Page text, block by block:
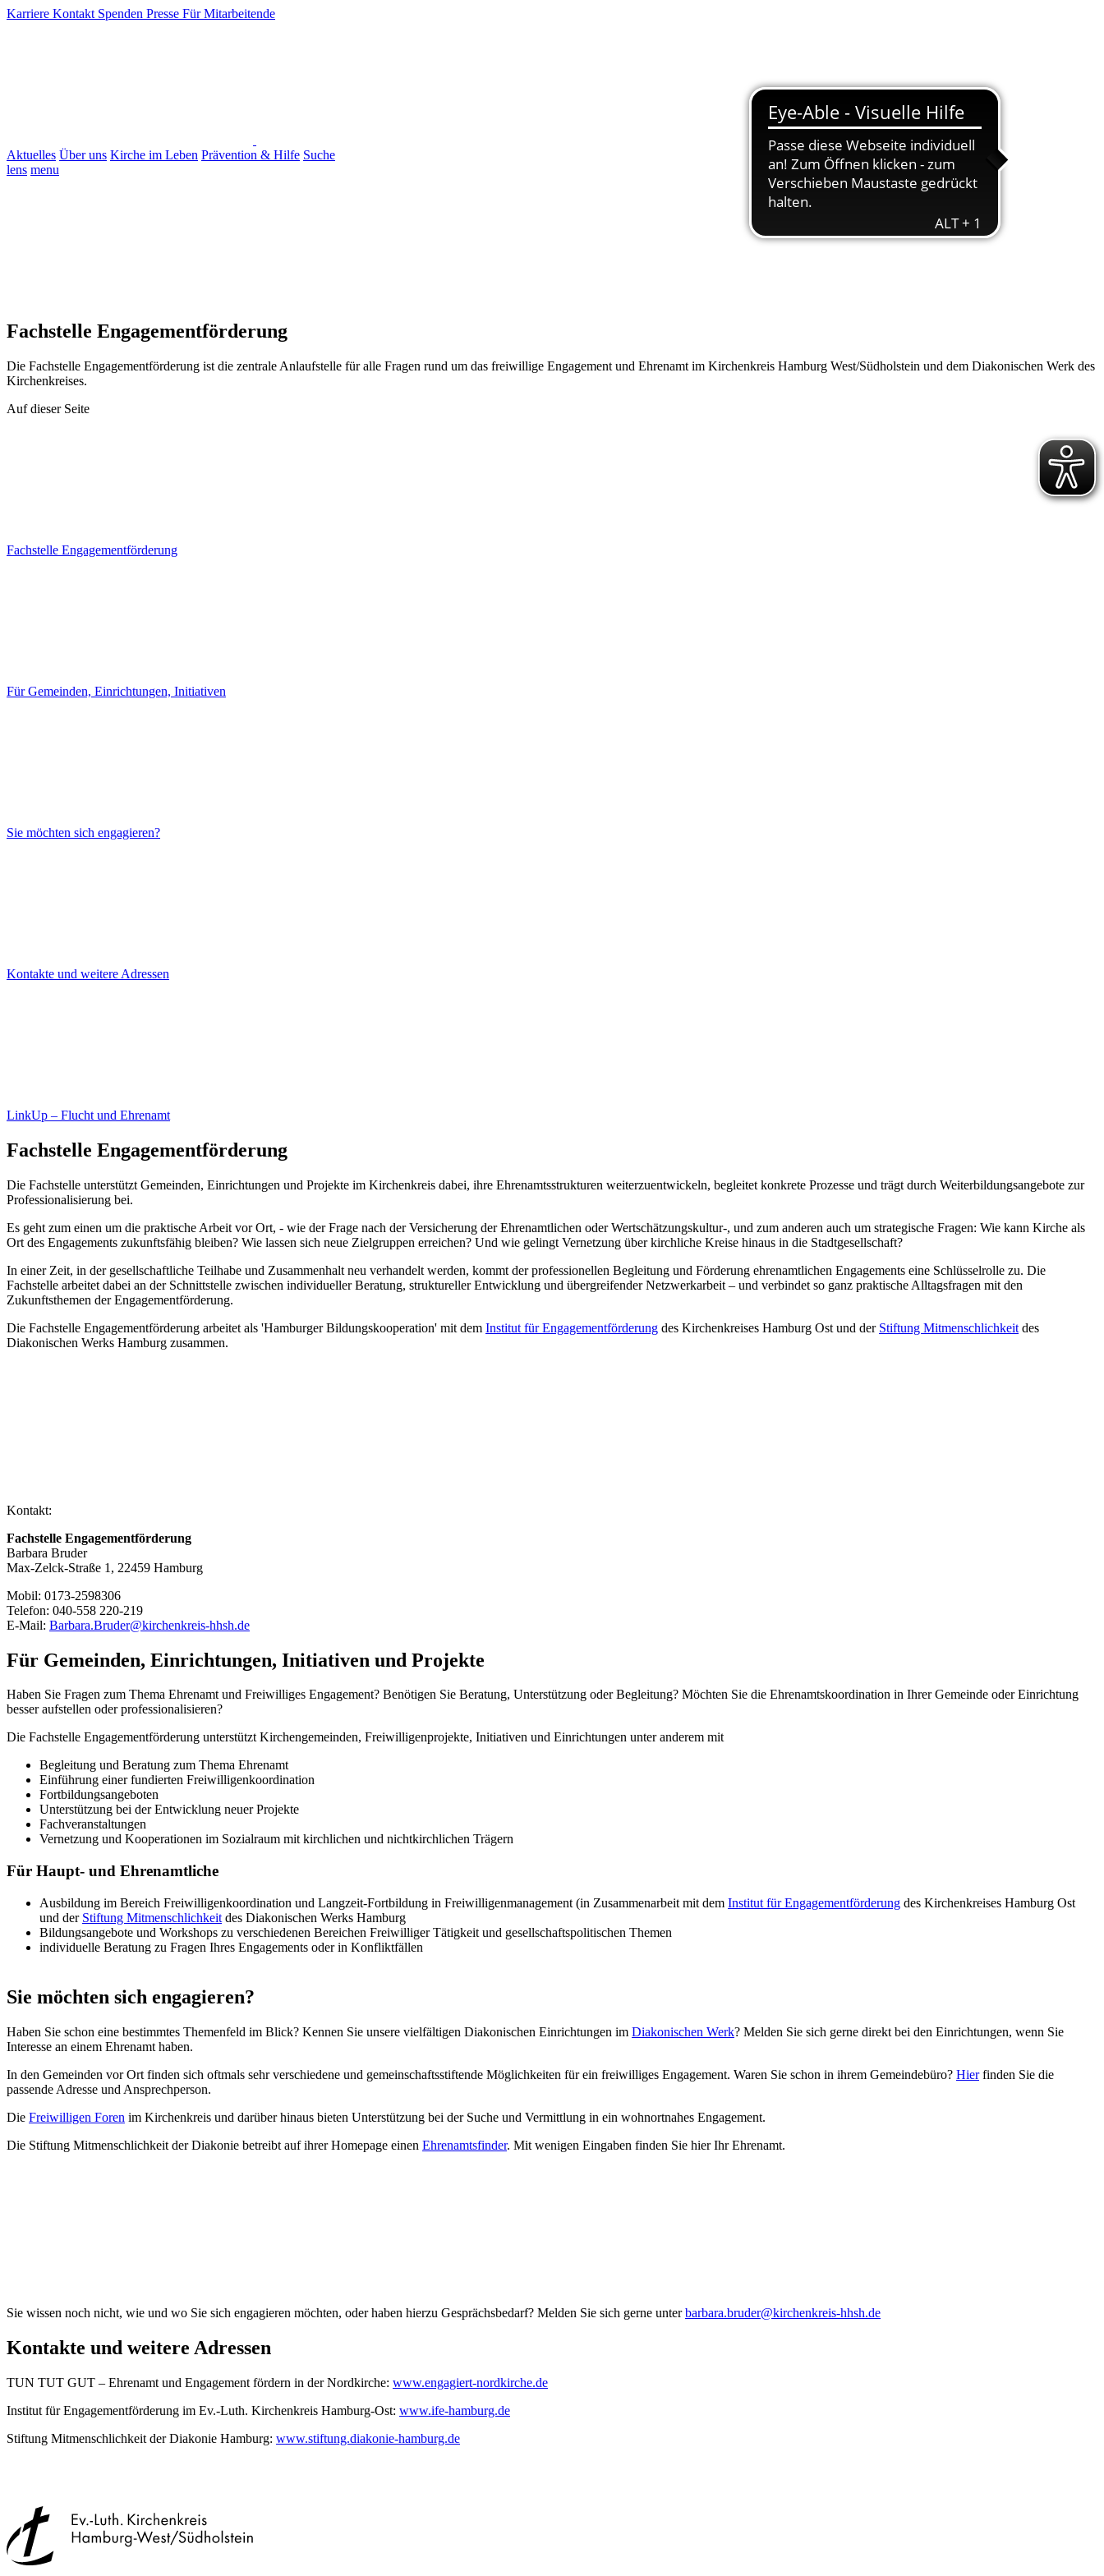
Karriere Kontakt Spenden Presse Für Mitarbeitende
Aktuelles Über uns Kirche im Leben Prävention & Hilfe Suche
lens menu
Fachstelle Engagementförderung
Die Fachstelle Engagementförderung ist die zentrale Anlaufstelle für alle Fragen rund um das freiwillige Engagement und Ehrenamt im Kirchenkreis Hamburg West/Südholstein und dem Diakonischen Werk des
Kirchenkreises.
Auf dieser Seite
Fachstelle Engagementförderung
Für Gemeinden, Einrichtungen, Initiativen
Sie möchten sich engagieren?
Kontakte und weitere Adressen
LinkUp – Flucht und Ehrenamt
Fachstelle Engagementförderung
Die Fachstelle unterstützt Gemeinden, Einrichtungen und Projekte im Kirchenkreis dabei, ihre Ehrenamtsstrukturen weiterzuentwickeln, begleitet konkrete Prozesse und trägt durch Weiterbildungsangebote zur
Professionalisierung bei.
Es geht zum einen um die praktische Arbeit vor Ort, - wie der Frage nach der Versicherung der Ehrenamtlichen oder Wertschätzungskultur-, und zum anderen auch um strategische Fragen: Wie kann Kirche als
Ort des Engagements zukunftsfähig bleiben? Wie lassen sich neue Zielgruppen erreichen? Und wie gelingt Vernetzung über kirchliche Kreise hinaus in die Stadtgesellschaft?
In einer Zeit, in der gesellschaftliche Teilhabe und Zusammenhalt neu verhandelt werden, kommt der professionellen Begleitung und Förderung ehrenamtlichen Engagements eine Schlüsselrolle zu. Die
Fachstelle arbeitet dabei an der Schnittstelle zwischen individueller Beratung, struktureller Entwicklung und übergreifender Netzwerkarbeit – und verbindet so ganz praktische Alltagsfragen mit den
Zukunftsthemen der Engagementförderung.
Die Fachstelle Engagementförderung arbeitet als 'Hamburger Bildungskooperation' mit dem Institut für Engagementförderung des Kirchenkreises Hamburg Ost und der Stiftung Mitmenschlichkeit des
Diakonischen Werks Hamburg zusammen.
Kontakt:
Fachstelle Engagementförderung
Barbara Bruder
Max-Zelck-Straße 1, 22459 Hamburg
Mobil: 0173-2598306
Telefon: 040-558 220-219
E-Mail: Barbara.Bruder@kirchenkreis-hhsh.de
Für Gemeinden, Einrichtungen, Initiativen und Projekte
Haben Sie Fragen zum Thema Ehrenamt und Freiwilliges Engagement? Benötigen Sie Beratung, Unterstützung oder Begleitung? Möchten Sie die Ehrenamtskoordination in Ihrer Gemeinde oder Einrichtung
besser aufstellen oder professionalisieren?
Die Fachstelle Engagementförderung unterstützt Kirchengemeinden, Freiwilligenprojekte, Initiativen und Einrichtungen unter anderem mit
Begleitung und Beratung zum Thema Ehrenamt
Einführung einer fundierten Freiwilligenkoordination
Fortbildungsangeboten
Unterstützung bei der Entwicklung neuer Projekte
Fachveranstaltungen
Vernetzung und Kooperationen im Sozialraum mit kirchlichen und nichtkirchlichen Trägern
Für Haupt- und Ehrenamtliche
Ausbildung im Bereich Freiwilligenkoordination und Langzeit-Fortbildung in Freiwilligenmanagement (in Zusammenarbeit mit dem Institut für Engagementförderung des Kirchenkreises Hamburg Ost
und der Stiftung Mitmenschlichkeit des Diakonischen Werks Hamburg
Bildungsangebote und Workshops zu verschiedenen Bereichen Freiwilliger Tätigkeit und gesellschaftspolitischen Themen
individuelle Beratung zu Fragen Ihres Engagements oder in Konfliktfällen
Sie möchten sich engagieren?
Haben Sie schon eine bestimmtes Themenfeld im Blick? Kennen Sie unsere vielfältigen Diakonischen Einrichtungen im Diakonischen Werk? Melden Sie sich gerne direkt bei den Einrichtungen, wenn Sie
Interesse an einem Ehrenamt haben.
In den Gemeinden vor Ort finden sich oftmals sehr verschiedene und gemeinschaftsstiftende Möglichkeiten für ein freiwilliges Engagement. Waren Sie schon in ihrem Gemeindebüro? Hierfinden Sie die
passende Adresse und Ansprechperson.
Die Freiwilligen Foren im Kirchenkreis und darüber hinaus bieten Unterstützung bei der Suche und Vermittlung in ein wohnortnahes Engagement.
Die Stiftung Mitmenschlichkeit der Diakonie betreibt auf ihrer Homepage einen Ehrenamtsfinder. Mit wenigen Eingaben finden Sie hier Ihr Ehrenamt.
Sie wissen noch nicht, wie und wo Sie sich engagieren möchten, oder haben hierzu Gesprächsbedarf? Melden Sie sich gerne unterbarbara.bruder@kirchenkreis-hhsh.de
Kontakte und weitere Adressen
TUN TUT GUT ‒ Ehrenamt und Engagement fördern in der Nordkirche: www.engagiert-nordkirche.de
Institut für Engagementförderung im Ev.-Luth. Kirchenkreis Hamburg-Ost: www.ife-hamburg.de
Stiftung Mitmenschlichkeit der Diakonie Hamburg: www.stiftung.diakonie-hamburg.de